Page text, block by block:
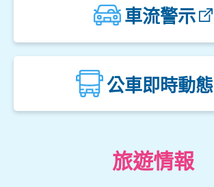
觀音山遊客中心停車場一
楓櫃斗湖停車場
中角灣停車場
車流警示
公車即時動態
旅遊情報